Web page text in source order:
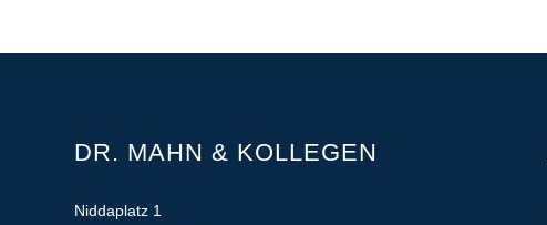
DR. MAHN & KOLLEGEN
Niddaplatz 1